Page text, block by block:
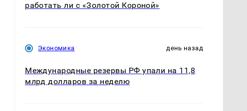
работать ли с «Золотой Короной»
Экономика день назад
Международные резервы РФ упали на 11,8
млрд долларов за неделю